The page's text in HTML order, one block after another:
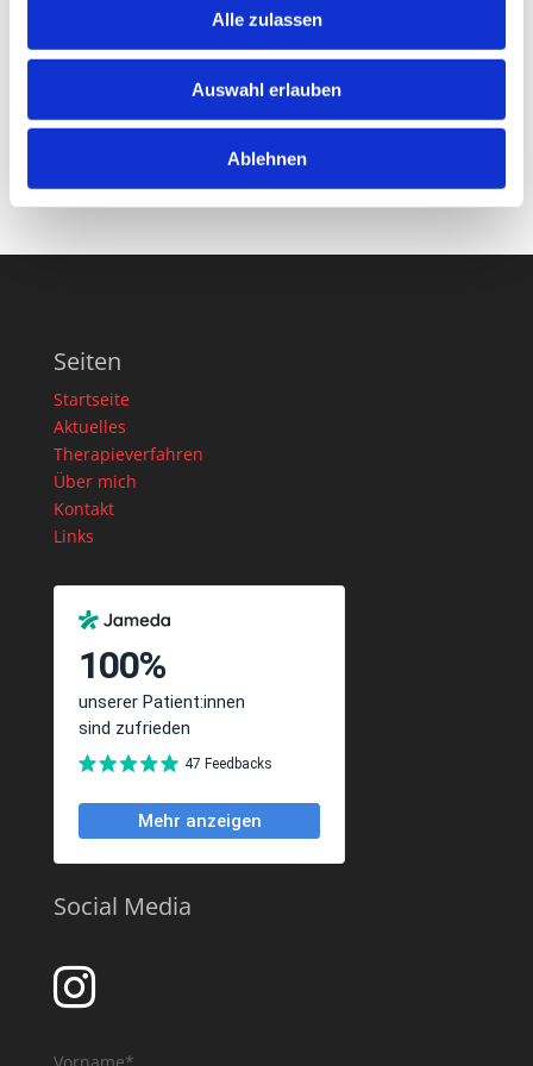
Alle zulassen
Auswahl erlauben
Ablehnen
Paracelsus-Beratung gibt es hier in meiner
Praxis unter telefonischer Voranmeldung.
Seiten
Startseite
Aktuelles
Therapieverfahren
Über mich
Kontakt
Links
Social Media
